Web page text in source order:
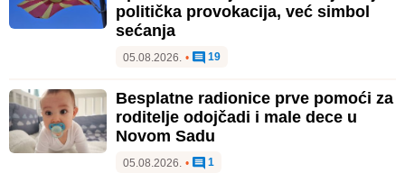
politička provokacija, već simbol
sećanja
05.08.2026. • 19
Besplatne radionice prve pomoći za
roditelje odojčadi i male dece u
Novom Sadu
05.08.2026. • 1